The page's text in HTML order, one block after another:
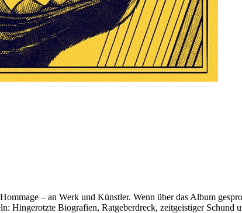
– an Werk und Künstler. Wenn über das Album
Hingerotzte Biografien, Ratgeberdreck, zeitgeistiger Schund